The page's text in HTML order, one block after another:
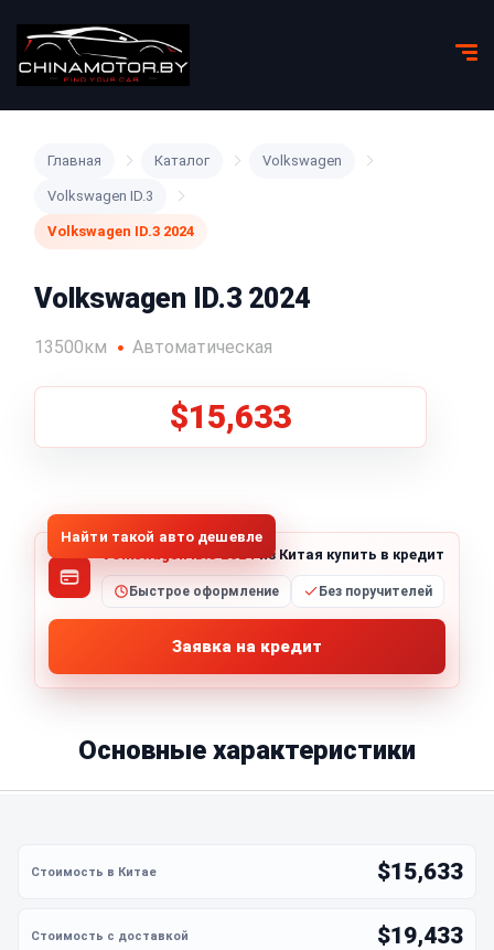
Главная Каталог Volkswagen
Volkswagen ID.3
Volkswagen ID.3 2024
Volkswagen ID.3 2024
13500км Автоматическая
$15,633
Найти такой авто дешевле
Volkswagen ID.3 2024из Китая купить в кредит
Быстрое оформление Без поручителей
Заявка на кредит
Основные характеристики
$15,633
$19,433